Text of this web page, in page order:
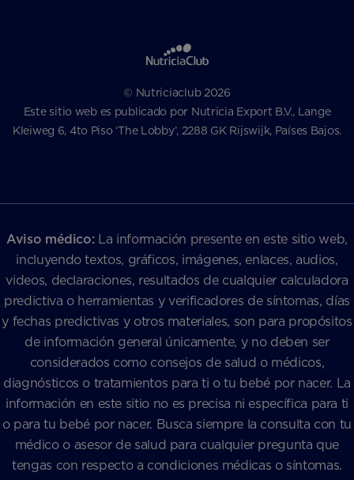
© Nutriciaclub 2026
Este sitio web es publicado por Nutricia Export B.V., Lange
Kleiweg 6, 4to Piso ‘The Lobby’, 2288 GK Rijswijk, Países Bajos.
Aviso médico:La información presente en este sitio web,
incluyendo textos, gráficos, imágenes, enlaces, audios,
videos, declaraciones, resultados de cualquier calculadora
predictiva o herramientas y verificadores de síntomas, días
y fechas predictivas y otros materiales, son para propósitos
de información general únicamente, y no deben ser
considerados como consejos de salud o médicos,
diagnósticos o tratamientos para ti o tu bebé por nacer. La
información en este sitio no es precisa ni específica para ti
o para tu bebé por nacer. Busca siempre la consulta con tu
médico o asesor de salud para cualquier pregunta que
tengas con respecto a condiciones médicas o síntomas.